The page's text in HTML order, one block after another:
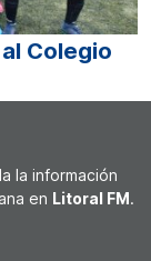
Colegio
la información
en Litoral FM.